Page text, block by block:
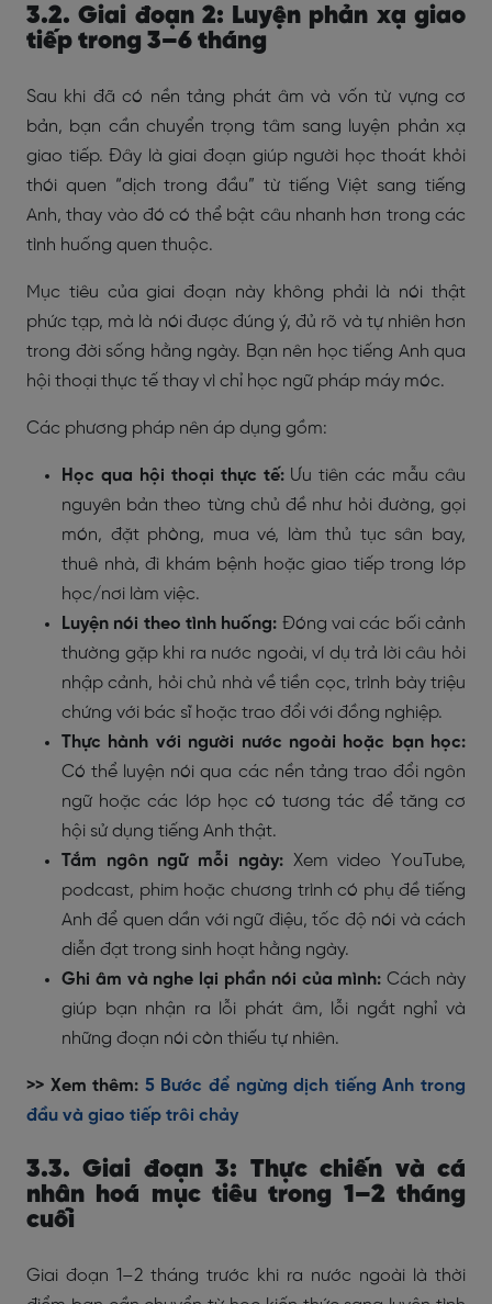
3.2. Giai đoạn 2: Luyện phản xạ giao
tiếp trong 3–6 tháng
Sau khi đã có nền tảng phát âm và vốn từ vựng cơ
bản, bạn cần chuyển trọng tâm sang luyện phản xạ
giao tiếp. Đây là giai đoạn giúp người học thoát khỏi
thói quen “dịch trong đầu” từ tiếng Việt sang tiếng
Anh, thay vào đó có thể bật câu nhanh hơn trong các
tình huống quen thuộc.
Mục tiêu của giai đoạn này không phải là nói thật
phức tạp, mà là nói được đúng ý, đủ rõ và tự nhiên hơn
trong đời sống hằng ngày. Bạn nên học tiếng Anh qua
hội thoại thực tế thay vì chỉ học ngữ pháp máy móc.
Các phương pháp nên áp dụng gồm:
Học qua hội thoại thực tế:Ưu tiên các mẫu câu
nguyên bản theo từng chủ đề như hỏi đường, gọi
món, đặt phòng, mua vé, làm thủ tục sân bay,
thuê nhà, đi khám bệnh hoặc giao tiếp trong lớp
học/nơi làm việc.
Luyện nói theo tình huống: Đóng vai các bối cảnh
thường gặp khi ra nước ngoài, ví dụ trả lời câu hỏi
nhập cảnh, hỏi chủ nhà về tiền cọc, trình bày triệu
chứng với bác sĩ hoặc trao đổi với đồng nghiệp.
Thực hành với người nước ngoài hoặc bạn học:
Có thể luyện nói qua các nền tảng trao đổi ngôn
ngữ hoặc các lớp học có tương tác để tăng cơ
hội sử dụng tiếng Anh thật.
Tắm ngôn ngữ mỗi ngày:Xem video YouTube,
podcast, phim hoặc chương trình có phụ đề tiếng
Anh để quen dần với ngữ điệu, tốc độ nói và cách
diễn đạt trong sinh hoạt hằng ngày.
Ghi âm và nghe lại phần nói của mình: Cách này
giúp bạn nhận ra lỗi phát âm, lỗi ngắt nghỉ và
những đoạn nói còn thiếu tự nhiên.
>> Xem thêm: 5 Bước để ngừng dịch tiếng Anh trong
đầu và giao tiếp trôi chảy
3.3. Giai đoạn 3: Thực chiến và cá
nhân hoá mục tiêu trong 1–2 tháng
cuối
Giai đoạn 1–2 tháng trước khi ra nước ngoài là thời